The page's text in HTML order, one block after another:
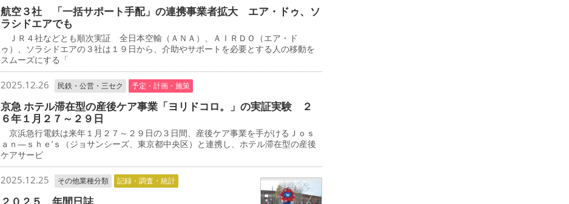
航空３社 「一括サポート手配」の連携事業者拡大 エア・ドゥ、ソ
ラシドエアでも
ＪＲ４社などとも順次実証 全日本空輸（ＡＮＡ）、ＡＩＲＤＯ（エア・ド
ゥ）、ソラシドエアの３社は１９日から、介助やサポートを必要とする人の移動を
スムーズにする「
2025.12.26 民鉄・公営・三セク 予定・計画・施策
京急 ホテル滞在型の産後ケア事業「ヨリドコロ。」の実証実験 ２
６年１月２７～２９日
京浜急行電鉄は来年１月２７～２９日の３日間、産後ケア事業を手がけるＪｏｓ
ａｎ―ｓｈｅ’ｓ（ジョサンシーズ、東京都中央区）と連携し、ホテル滞在型の産後
ケアサービ
2025.12.25 その他業種分類 記録・調査・統計